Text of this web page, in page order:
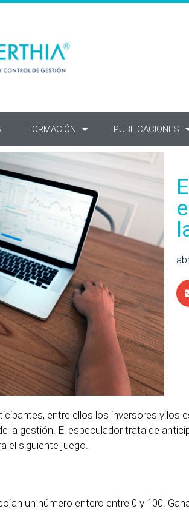
FORMACIÓN PUBLICACIONES
entre ellos los inversores y los
la gestión. El especulador trata de
el siguiente juego.
un número entero entre 0 y 100.